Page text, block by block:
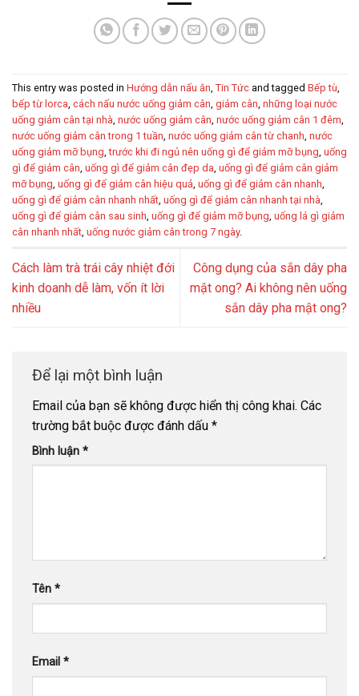
This entry was posted in Hướng dẫn nấu ăn Tin Tức and tagged Bếp tù
bếp từ lorca cách nấu nước uống giảm cân giảm cân những loại nước
uống giảm cân tại nhà nước uống giảm cân nước uống giảm cân 1 đêm
nước uống giảm cân trong 1 tuần nước uống giảm cân từ chanh nước
uống giảm mỡ bụng ,trước khi đi ngủ nên uống gì để giảm mỡ bụng uống
gì để giảm cân uống gì để giảm cân đẹp da uống gì để giảm cân giảm
mỡ bụng uống gì để giảm cân hiệu quả uống gì để giảm cân nhanh
uống gì để giảm cân nhanh nhất uống gì để giảm cân nhanh tại nhà
uống gì để giảm cân sau sinh uống gì để giảm mỡ bụng uống lá gì giảm
cân nhanh nhất uống nước giảm cân trong 7 ngày.
Cách làm trà trái cây nhiệt đới
kinh doanh dễ làm, vốn ít lời
nhiều
Công dụng của sắn dây pha
mật ong? Ai không nên uống
sắn dây pha mật ong?
Để lại một bình luận
Email của bạn sẽ không được hiển thị công khai. Các
trường bắt buộc được đánh dấu *
Bình luận *
Tên *
Email *